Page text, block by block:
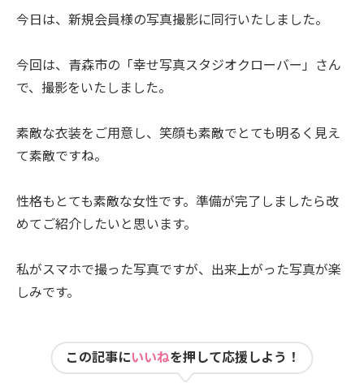
今日は、新規会員様の写真撮影に同行いたしました。
今回は、青森市の「幸せ写真スタジオクローバー」さん
で、撮影をいたしました。
素敵な衣装をご用意し、笑顔も素敵でとても明るく見え
て素敵ですね。
性格もとても素敵な女性です。準備が完了しましたら改
めてご紹介したいと思います。
私がスマホで撮った写真ですが、出来上がった写真が楽
しみです。
この記事にいいねを押して応援しよう！